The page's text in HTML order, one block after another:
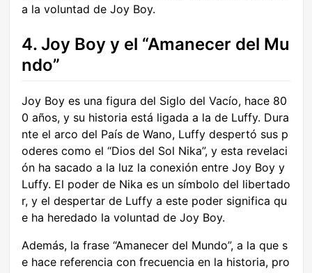
a la voluntad de Joy Boy.
4. Joy Boy y el “Amanecer del Mu
ndo”
Joy Boy es una figura del Siglo del Vacío, hace 80
0 años, y su historia está ligada a la de Luffy. Dura
nte el arco del País de Wano, Luffy despertó sus p
oderes como el “Dios del Sol Nika”, y esta revelaci
ón ha sacado a la luz la conexión entre Joy Boy y
Luffy. El poder de Nika es un símbolo del libertado
r, y el despertar de Luffy a este poder significa qu
e ha heredado la voluntad de Joy Boy.
Además, la frase “Amanecer del Mundo”, a la que s
e hace referencia con frecuencia en la historia, pro